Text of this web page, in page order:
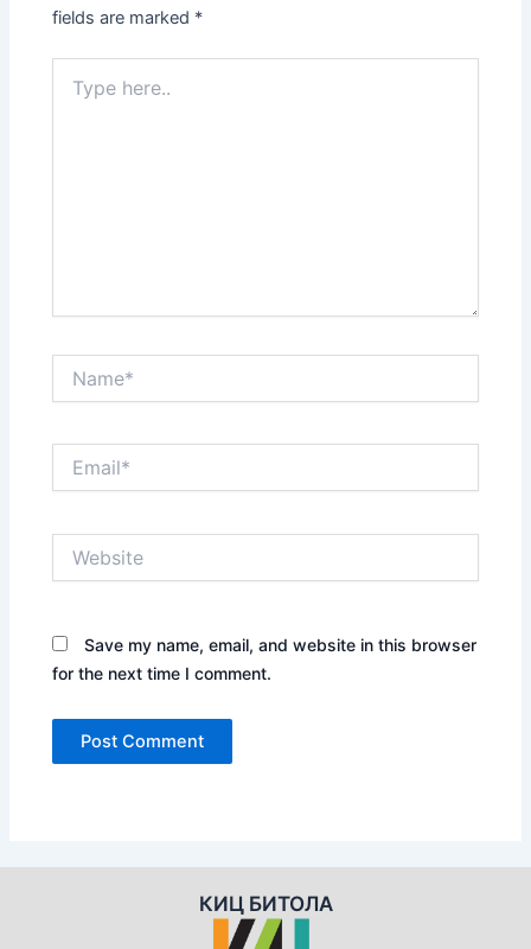
fields are marked *
here..
Save my name, email, and website in this browser
for the next time I comment.
КИЦ БИТОЛА